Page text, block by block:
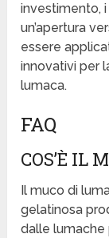
investimento, i
un’apertura
essere
innovativi per
lumaca.
FAQ
COS’È IL
Il muco di
gelatinosa
dalle lumache